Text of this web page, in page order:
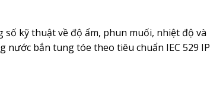
kỹ thuật về độ ẩm, phun muối, nhiệt độ và
nước bắn tung tóe theo tiêu chuẩn IEC 529 IP